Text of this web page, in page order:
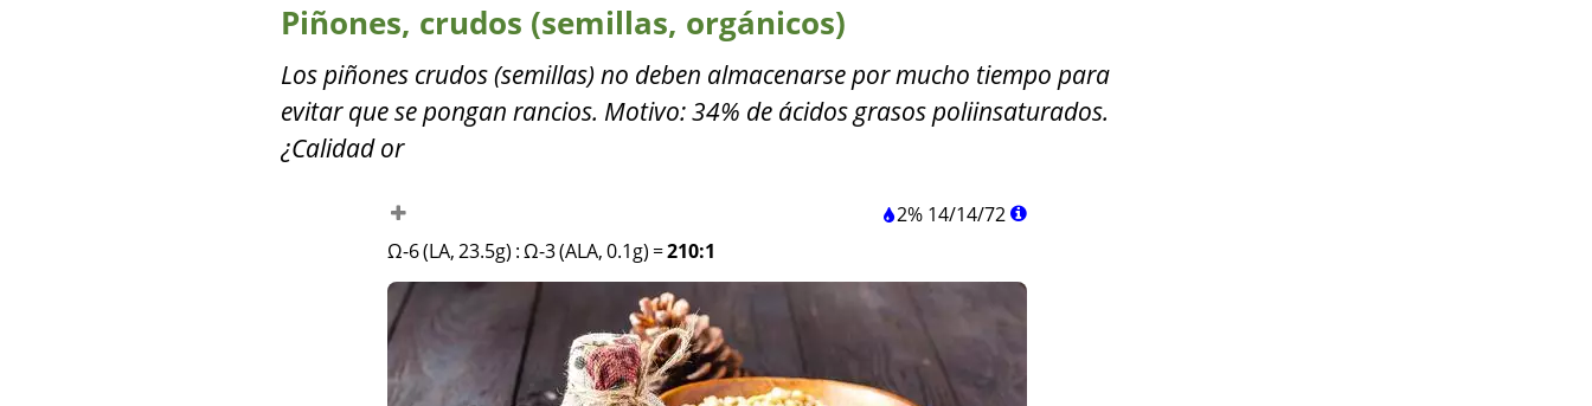
Piñones, crudos (semillas, orgánicos)
Los piñones crudos (semillas) no deben almacenarse por mucho tiempo para
evitar que se pongan rancios. Motivo: 34% de ácidos grasos poliinsaturados.
¿Calidad or
2% 14/14/72
Ω-6 (LA, 23.5g) :Ω-3 (ALA, 0.1g) =210:1